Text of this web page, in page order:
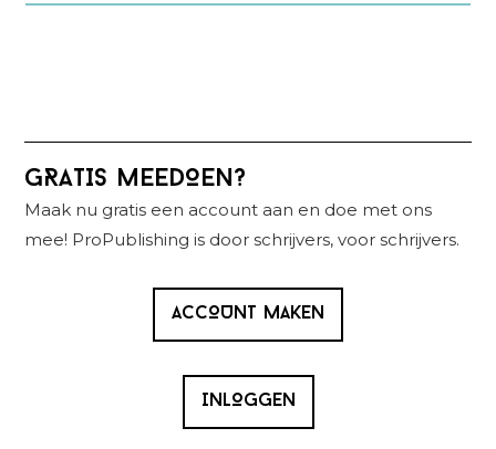
Primaire
Sidebar
GRATIS MEEDOEN?
Maak nu gratis een account aan en doe met ons
mee! ProPublishing is door schrijvers, voor schrijvers.
ACCOUNT MAKEN
INLOGGEN